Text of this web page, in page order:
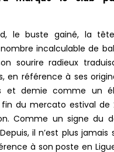
le buste gainé, la
incalculable de
sourire radieux
en référence à ses
et demie comme un
du mercato estival de
Comme un signe du
il n’est plus jamais
à son poste en